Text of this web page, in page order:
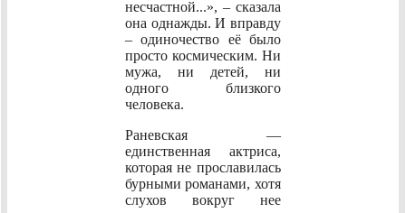
несчастной...», – сказала
она однажды. И вправду
– одиночество её было
просто космическим. Ни
мужа, ни детей, ни
одного близкого
человека.
Раневская —
единственная актриса,
которая не прославилась
бурными романами, хотя
слухов вокруг нее